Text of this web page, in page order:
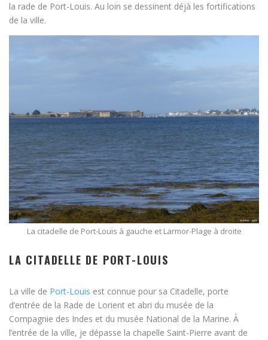
la rade de Port-Louis. Au loin se dessinent déjà les fortifications
de la ville.
La citadelle de Port-Louis à gauche et Larmor-Plage à droite
LA CITADELLE DE PORT-LOUIS
La ville de Port-Louis est connue pour sa Citadelle, porte
d’entrée de la Rade de Lorient et abri du musée de la
Compagnie des Indes et du musée National de la Marine. À
l’entrée de la ville, je dépasse la chapelle Saint-Pierre avant de